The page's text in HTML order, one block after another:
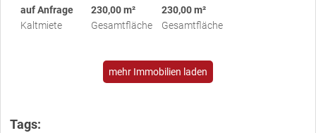
auf Anfrage
Kaltmiete
230,00 m²
Gesamtfläche
230,00 m²
Gesamtfläche
mehr Immobilien laden
Tags: